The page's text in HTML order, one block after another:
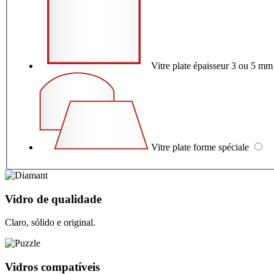
Vitre plate épaisseur 3 ou 5
Vitre plate forme spéciale
Vidro de qualidade
Claro, sólido e original.
Vidros compatíveis